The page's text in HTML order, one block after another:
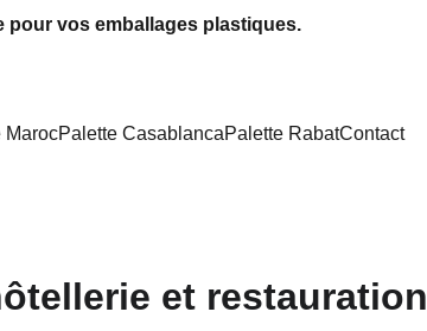
pour vos emballages plastiques.
MarocPalette CasablancaPalette RabatContact
et restauration